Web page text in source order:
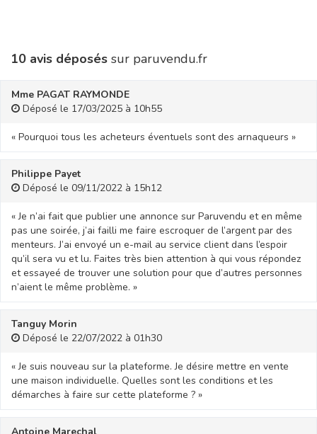
10 avis déposés sur paruvendu.fr
Mme PAGAT RAYMONDE
Déposé le 17/03/2025 à 10h55
« Pourquoi tous les acheteurs éventuels sont des arnaqueurs »
Philippe Payet
Déposé le 09/11/2022 à 15h12
« Je n’ai fait que publier une annonce sur Paruvendu et en même
pas une soirée, j’ai failli me faire escroquer de l’argent par des
menteurs. J’ai envoyé un e-mail au service client dans l’espoir
qu’il sera vu et lu. Faites très bien attention à qui vous répondez
et essayeé de trouver une solution pour que d’autres personnes
n’aient le même problème. »
Tanguy Morin
Déposé le 22/07/2022 à 01h30
« Je suis nouveau sur la plateforme. Je désire mettre en vente
une maison individuelle. Quelles sont les conditions et les
démarches à faire sur cette plateforme ? »